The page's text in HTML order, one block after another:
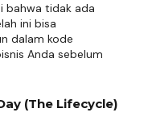
bahwa tidak ada
ini bisa
dalam kode
Anda sebelum
(The Lifecycle)